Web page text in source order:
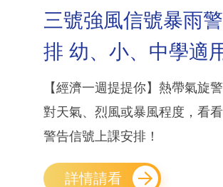
三號強風信號暴雨
排 幼、小、中學適
【經濟一週提提你】熱帶氣旋
對天氣、烈風或暴風程度，看
警告信號上課安排！
詳情請看